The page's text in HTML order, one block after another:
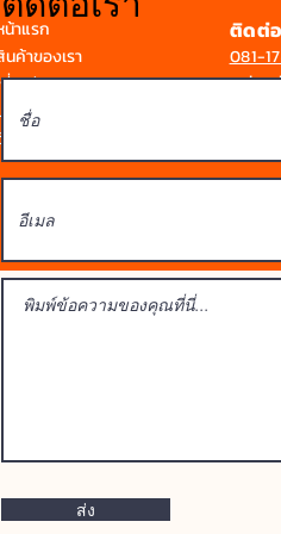
น้าแรก
นค้าของเรา
กี่ยวกับเรา
วสาร
ต่อเรา
ติดต่อ
081-
Line :
ดูโบร
ส่ง